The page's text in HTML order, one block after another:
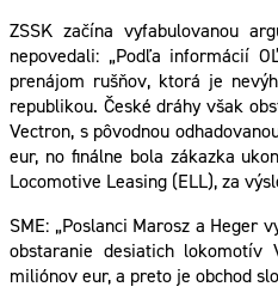
ZSSK začína vyfabulovanou
nepovedali: „Podľa informácií
prenájom rušňov, ktorá je
republikou. České dráhy však
Vectron, s pôvodnou
eur, no finálne bola zákazka
Locomotive Leasing (ELL), za
SME: „Poslanci Marosz a Heger
obstaranie desiatich
miliónov eur, a preto je obchod